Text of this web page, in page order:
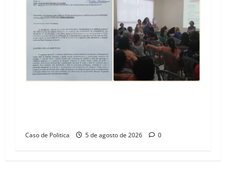
Caso de Politica 5 de agosto de 2026 0